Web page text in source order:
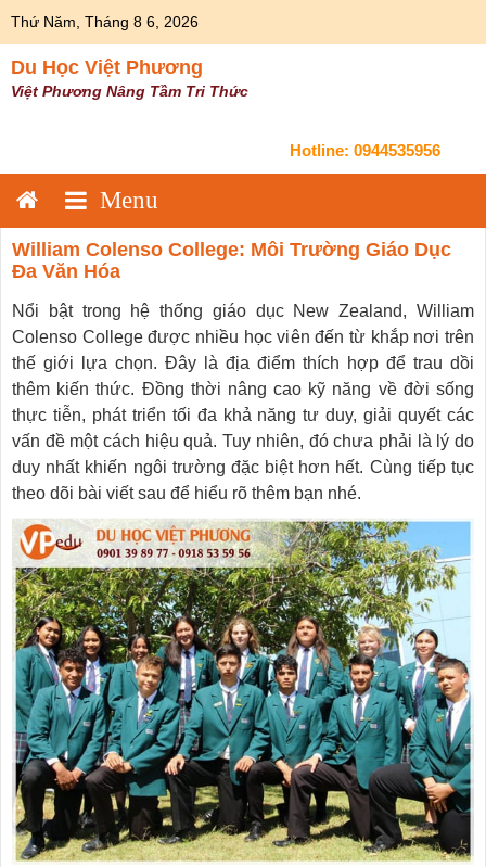
Thứ Năm, Tháng 8 6, 2026
Du Học Việt Phương
Việt Phương Nâng Tầm Tri Thức
Hotline: 0944535956
William Colenso College: Môi Trường Giáo Dục
Đa Văn Hóa
Nổi bật trong hệ thống giáo dục New Zealand, William
Colenso College được nhiều học viên đến từ khắp nơi trên
thế giới lựa chọn. Đây là địa điểm thích hợp để trau dồi
thêm kiến thức. Đồng thời nâng cao kỹ năng về đời sống
thực tiễn, phát triển tối đa khả năng tư duy, giải quyết các
vấn đề một cách hiệu quả. Tuy nhiên, đó chưa phải là lý do
duy nhất khiến ngôi trường đặc biệt hơn hết. Cùng tiếp tục
theo dõi bài viết sau để hiểu rõ thêm bạn nhé.